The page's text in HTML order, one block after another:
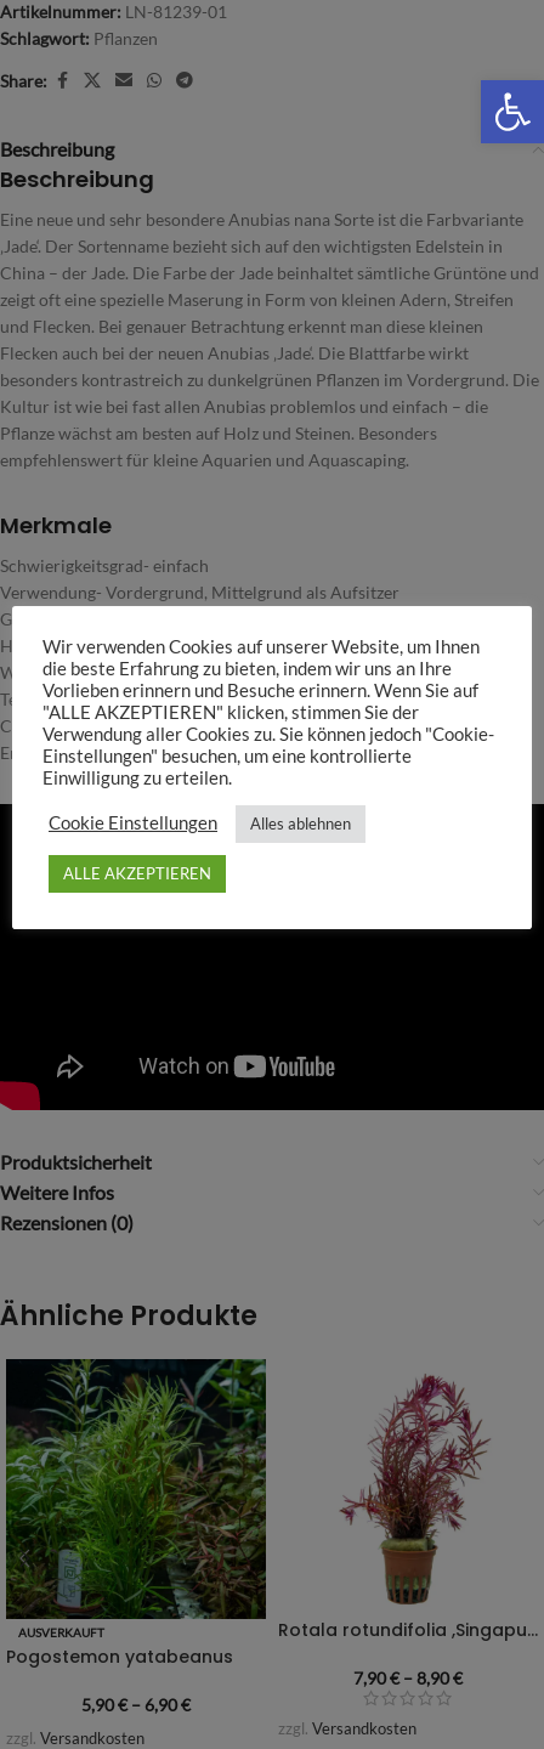
Artikelnummer: LN-81239-01
Schlagwort: Pflanzen
Share:
Beschreibung
Beschreibung
Eine neue und sehr besondere Anubias nana Sorte ist die Farbvariante
‚Jade‘. Der Sortenname bezieht sich auf den wichtigsten Edelstein in
China – der Jade. Die Farbe der Jade beinhaltet sämtliche Grüntöne und
zeigt oft eine spezielle Maserung in Form von kleinen Adern, Streifen
und Flecken. Bei genauer Betrachtung erkennt man diese kleinen
Flecken auch bei der neuen Anubias ‚Jade‘. Die Blattfarbe wirkt
besonders kontrastreich zu dunkelgrünen Pflanzen im Vordergrund. Die
Kultur ist wie bei fast allen Anubias problemlos und einfach – die
Pflanze wächst am besten auf Holz und Steinen. Besonders
empfehlenswert für kleine Aquarien und Aquascaping.
Merkmale
Schwierigkeitsgrad- einfach
Verwendung- Vordergrund, Mittelgrund als Aufsitzer
Gestaltungstipps- Übergangsbereich, schattige Zonen, Nano Aquarien
Höhe- 5cm
Wuchs-Geschwindigkeit- langsam
Temperatur- 22-28°C
CO2 Düngung- nicht notwendig
Emerser Wuchs- Ja
Produktsicherheit
Weitere Infos
Rezensionen (0)
Ähnliche Produkte
AUSVERKAUFT
Pogostemon yatabeanus
5,90€– 6,90€
zzgl. Versandkosten
Rotala rotundifolia ,Singapur Bloodred‘
7,90€–8,90€
zzgl. Versandkosten
Wir verwenden Cookies auf unserer Website, um Ihnen
die beste Erfahrung zu bieten, indem wir uns an Ihre
Vorlieben erinnern und Besuche erinnern. Wenn Sie auf
"ALLE AKZEPTIEREN" klicken, stimmen Sie der
Verwendung aller Cookies zu. Sie können jedoch "Cookie-
Einstellungen" besuchen, um eine kontrollierte
Einwilligung zu erteilen.
Cookie Einstellungen Alles ablehnen
ALLE AKZEPTIEREN